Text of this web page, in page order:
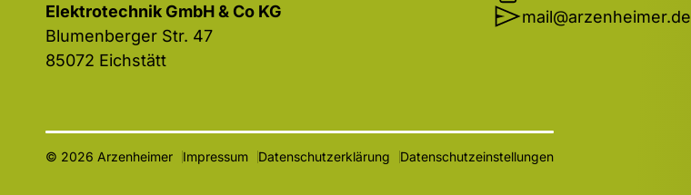
Elektrotechnik GmbH & Co KG
Blumenberger Str. 47
85072 Eichstätt
mail@arzenheimer.de
© 2026 Arzenheimer Impressum Datenschutzerklärung Datenschutzeinstellungen